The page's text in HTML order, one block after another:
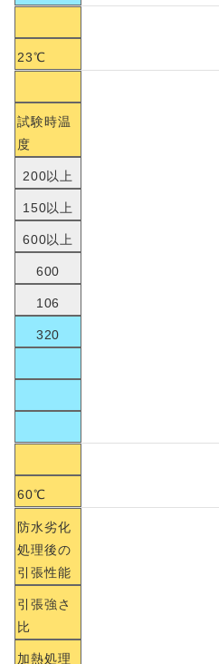
23℃
試験時温
度
200以上
150以上
600以上
600
106
320
60℃
防水劣化
処理後の
引張性能
引張強さ
比
加熱処理